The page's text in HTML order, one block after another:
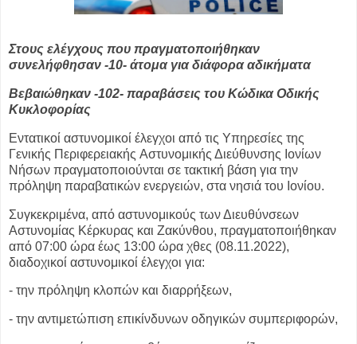
Στους ελέγχους που πραγματοποιήθηκαν
συνελήφθησαν -10- άτομα γιαδιάφορα αδικήματα
Βεβαιώθηκαν -102- παραβάσεις του Κώδικα Οδικής
Κυκλοφορίας
Εντατικοί αστυνομικοί έλεγχοι από τις Υπηρεσίες της
Γενικής Περιφερειακής Αστυνομικής Διεύθυνσης Ιονίων
Νήσων πραγματοποιούνται σε τακτική βάση για την
πρόληψη παραβατικών ενεργειών, στα νησιά του Ιονίου.
Συγκεκριμένα, από αστυνομικούς των Διευθύνσεων
Αστυνομίας Κέρκυρας και Ζακύνθου, πραγματοποιήθηκαν
από 07:00 ώρα έως 13:00 ώρα χθες (08.11.2022),
διαδοχικοί αστυνομικοί έλεγχοι για:
- την πρόληψη κλοπών και διαρρήξεων,
- την αντιμετώπιση επικίνδυνων οδηγικών συμπεριφορών,